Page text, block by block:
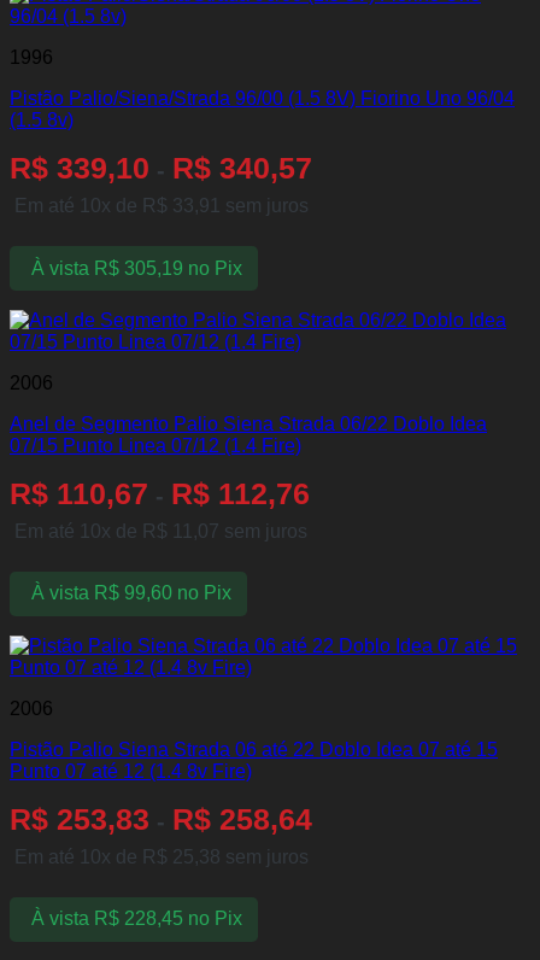
1996
Pistão Palio/Siena/Strada 96/00 (1.5 8V) Fiorino Uno 96/04
(1.5 8v)
R$ 339,10 - R$ 340,57
Em até 10x de R$ 33,91 sem juros
À vista R$305,19 no Pix
2006
Anel de Segmento Palio Siena Strada 06/22 Doblo Idea
07/15 Punto Linea 07/12 (1.4 Fire)
R$ 110,67 - R$ 112,76
Em até 10x de R$ 11,07 sem juros
À vista R$99,60 no Pix
2006
Pistão Palio Siena Strada 06 até 22 Doblo Idea 07 até 15
Punto 07 até 12 (1.4 8v Fire)
R$ 253,83 - R$ 258,64
Em até 10x de R$ 25,38 sem juros
À vista R$228,45 no Pix